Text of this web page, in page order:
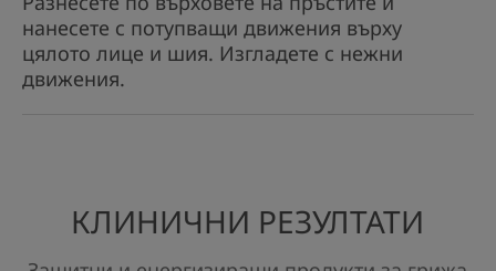
нанесете с потупващи движения върху
цялото лице и шия. Изгладете с нежни
движения.
КЛИНИЧНИ РЕЗУЛТАТИ